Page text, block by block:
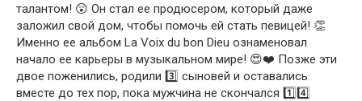
талантом! 😲 Он стал ее продюсером, который даже
заложил свой дом, чтобы помочь ей стать певицей! 👏
Именно ее альбом La Voix du bon Dieu ознаменовал
начало ее карьеры в музыкальном мире! 😍❤️ Позже эти
двое поженились, родили 3️⃣ сыновей и оставались
вместе до тех пор, пока мужчина не скончался 1️⃣4️⃣